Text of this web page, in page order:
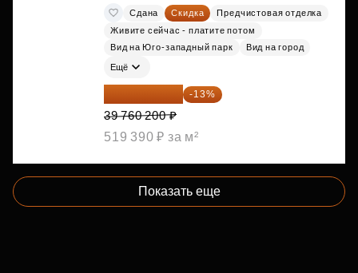
Сдана Скидка
Предчистовая отделка
Живите сейчас - платите потом
Вид на Юго-западный парк
Вид на город
Ещё
34 591 374 ₽ -13%
39 760 200 ₽
519 390 ₽ за м²
Показать еще